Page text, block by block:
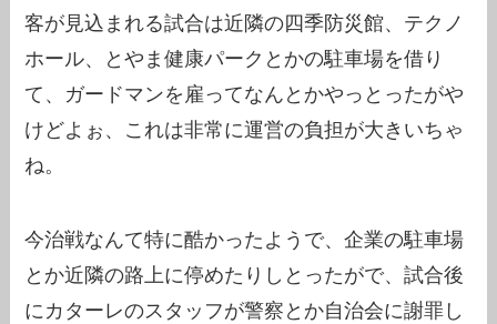
客が見込まれる試合は近隣の四季防災館、テクノ
ホール、とやま健康パークとかの駐車場を借り
て、ガードマンを雇ってなんとかやっとったがや
けどよぉ、これは非常に運営の負担が大きいちゃ
ね。
今治戦なんて特に酷かったようで、企業の駐車場
とか近隣の路上に停めたりしとったがで、試合後
にカターレのスタッフが警察とか自治会に謝罪し